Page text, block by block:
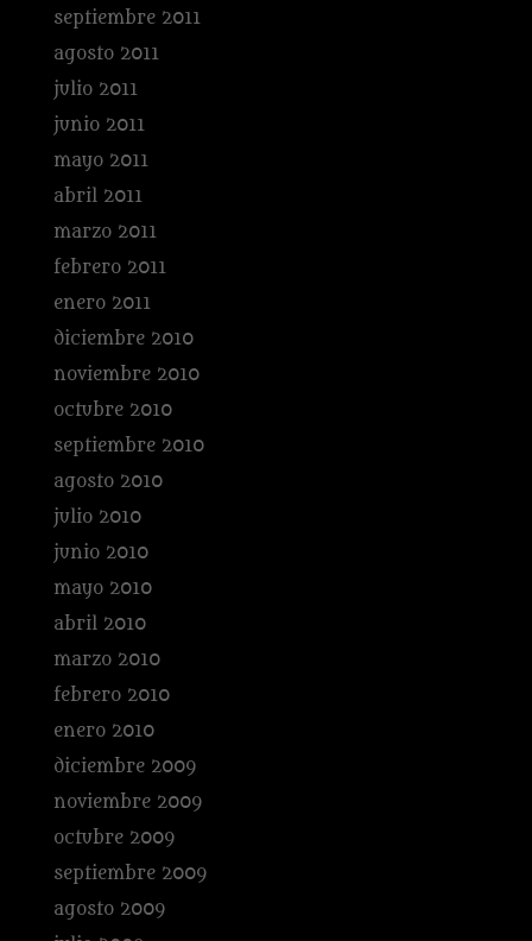
septiembre 2011
agosto 2011
julio 2011
junio 2011
mayo 2011
abril 2011
marzo 2011
febrero 2011
enero 2011
diciembre 2010
noviembre 2010
octubre 2010
septiembre 2010
agosto 2010
julio 2010
junio 2010
mayo 2010
abril 2010
marzo 2010
febrero 2010
enero 2010
diciembre 2009
noviembre 2009
octubre 2009
septiembre 2009
agosto 2009